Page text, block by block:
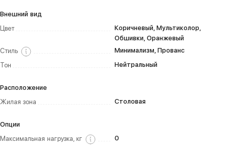
Внешний вид
Цвет
Коричневый, Мультиколор,
Обшивки, Оранжевый
Стиль
Минимализм, Прованс
Тон
Нейтральный
Расположение
Жилая зона
Столовая
Опции
Максимальная нагрузка, кг
0